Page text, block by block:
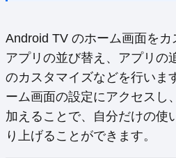
Android TV のホーム画面をカ
アプリの並び替え、アプリの
のカスタマイズなどを行いま
ーム画面の設定にアクセスし
加えることで、自分だけの使
り上げることができます。